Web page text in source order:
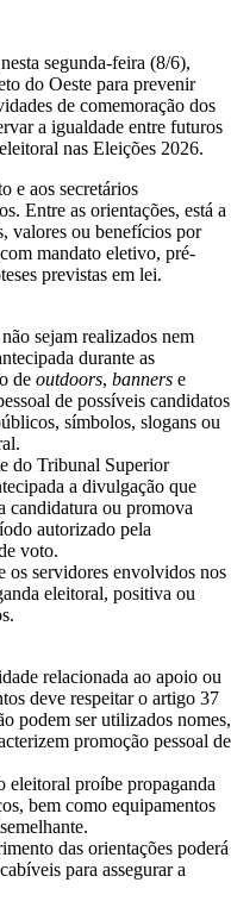
segunda-feira (8/6),
do Oeste para prevenir
de comemoração dos
a igualdade entre futuros
nas Eleições 2026.
e aos secretários
Entre as orientações, está a
valores ou benefícios por
mandato eletivo, pré-
previstas em lei.
sejam realizados nem
durante as
deoutdoors,bannerse
de possíveis candidatos
símbolos, slogans ou
do Tribunal Superior
a divulgação que
candidatura ou promova
autorizado pela
voto.
os servidores envolvidos nos
eleitoral, positiva ou
relacionada ao apoio ou
deve respeitar o artigo 37
podem ser utilizados nomes,
promoção pessoal de
eleitoral proíbe propaganda
bem como equipamentos
das orientações poderá
para assegurar a